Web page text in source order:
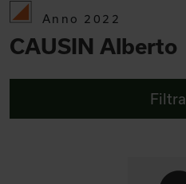
Anno 2022
CAUSIN Alberto
Filtra